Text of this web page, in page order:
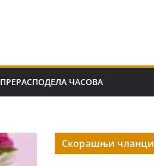
ПРЕРАСПОДЕЛА ЧАСОВА
Скорашњи чланци